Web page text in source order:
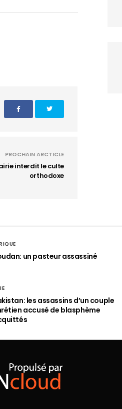
PROCHAIN ARCTICLE
interdit le culte
orthodoxe
un pasteur assassiné
les assassins d’un couple
accusé de blasphème